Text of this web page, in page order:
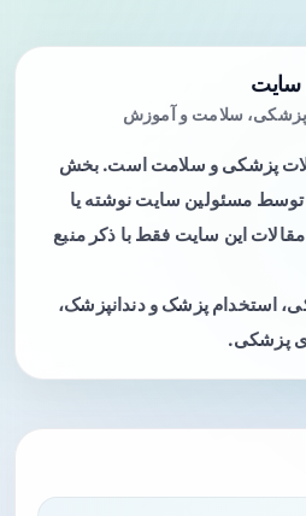
پزشکی، سلامت و آموزش
پزشکی و سلامت است. بخش
توسط مسئولین سایت نوشته یا
این سایت فقط با ذکر منبع
استخدام پزشک و دندانپزشک،